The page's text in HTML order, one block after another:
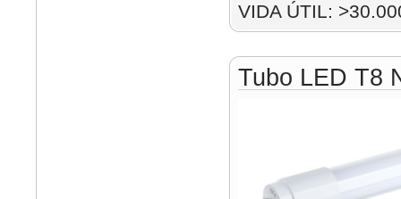
VIDA ÚTIL:
Tubo LED T8